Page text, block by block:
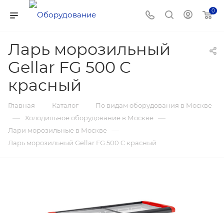
0
Ларь морозильный
Gellar FG 500 C
красный
Главная — Каталог — По видам оборудования в Москве
— Холодильное оборудование в Москве —
Лари морозильные в Москве —
Ларь морозильный Gellar FG 500 C красный